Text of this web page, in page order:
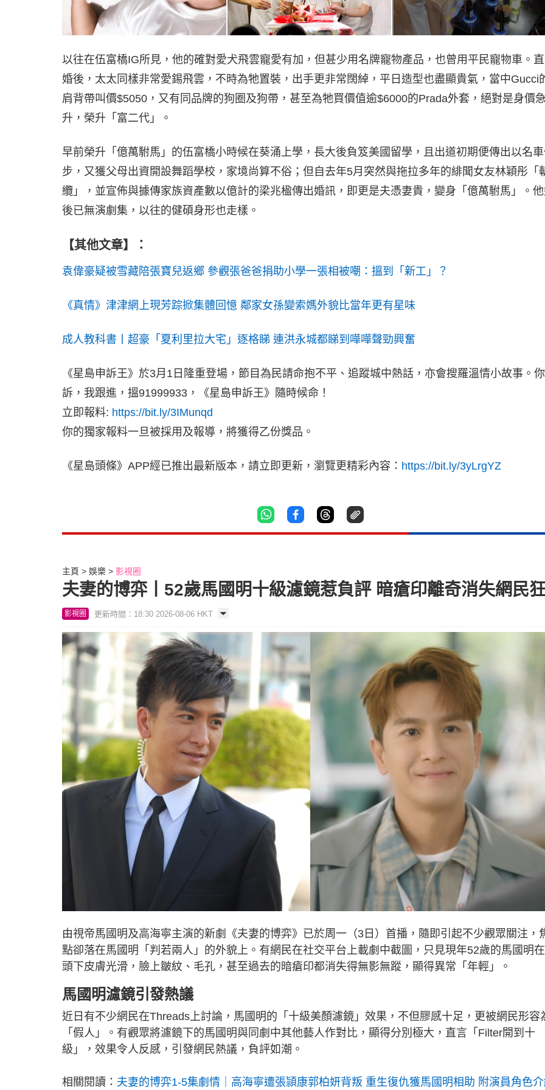
以往在伍富橋IG所見，他的確對愛犬飛雲寵愛有加，但甚少用名牌寵物產品，也曾用平民寵物車。
婚後，太太同樣非常愛錫飛雲，不時為牠置裝，出手更非常闊綽，平日造型也盡顯貴氣，當中Gucci
肩背帶叫價$5050，又有同品牌的狗圈及狗帶，甚至為牠買價值逾$6000的Prada外套，絕對是身價
升，榮升「富二代」。
早前榮升「億萬駙馬」的伍富橋小時候在葵涌上學，長大後負笈美國留學，且出道初期便傳出以名
步，又獲父母出資開設舞蹈學校，家境尚算不俗；但自去年5月突然與拖拉多年的緋聞女友林穎彤「
纜」，並宣佈與據傳家族資產數以億計的梁兆楹傳出婚訊，即更是夫憑妻貴，變身「億萬駙馬」。
後已無演劇集，以往的健碩身形也走樣。
【其他文章】：
袁偉豪疑被雪藏陪張寶兒返鄉 參觀張爸爸捐助小學一張相被嘲：搵到「新工」？
《真情》津津網上現芳踪掀集體回憶 鄰家女孫變索媽外貌比當年更有星味
成人教科書丨超豪「夏利里拉大宅」逐格睇 連洪永城都睇到嘩嘩聲勁興奮
《星島申訴王》於3月1日隆重登場，節目為民請命抱不平、追蹤城中熱話，亦會搜羅溫情小故事。
訴，我跟進，搵91999933，《星島申訴王》隨時候命！
立即報料: https://bit.ly/3IMunqd
你的獨家報料一旦被採用及報導，將獲得乙份獎品。
《星島頭條》APP經已推出最新版本，請立即更新，瀏覽更精彩內容： https://bit.ly/3yLrgYZ
主頁 娛樂 影視圈
夫妻的博弈丨52歲馬國明十級濾鏡惹負評 暗瘡印離奇消失網民
影視圈 更新時間：18:30 2026-08-06 HKT
由視帝馬國明及高海寧主演的新劇《夫妻的博弈》已於周一（3日）首播，隨即引起不少觀眾關注，
點卻落在馬國明「判若兩人」的外貌上。有網民在社交平台上載劇中截圖，只見現年52歲的馬國明
頭下皮膚光滑，臉上皺紋、毛孔，甚至過去的暗瘡印都消失得無影無蹤，顯得異常「年輕」。
馬國明濾鏡引發熱議
近日有不少網民在Threads上討論，馬國明的「十級美顏濾鏡」效果，不但膠感十足，更被網民形容
「假人」。有觀眾將濾鏡下的馬國明與同劇中其他藝人作對比，顯得分別極大，直言「Filter開到十
級」，效果令人反感，引發網民熱議，負評如潮。
相關閱讀： 夫妻的博弈1-5集劇情｜高海寧遭張頴康郭柏妍背叛 重生復仇獲馬國明相助 附演員角色